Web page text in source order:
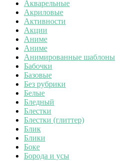
Акварельные
Акриловые
Активности
Акции
Аниме
Аниме
Анимированные шаблоны
Бабочки
Базовые
Без рубрики
Белые
Бледный
Блестки
Блестки (глиттер)
Блик
Блики
Боке
Борода и усы